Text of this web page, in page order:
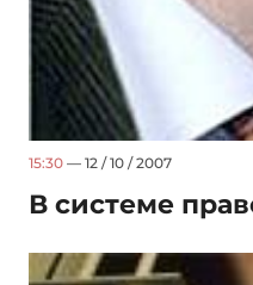
15:30 — 12 / 10 / 2007
В системе